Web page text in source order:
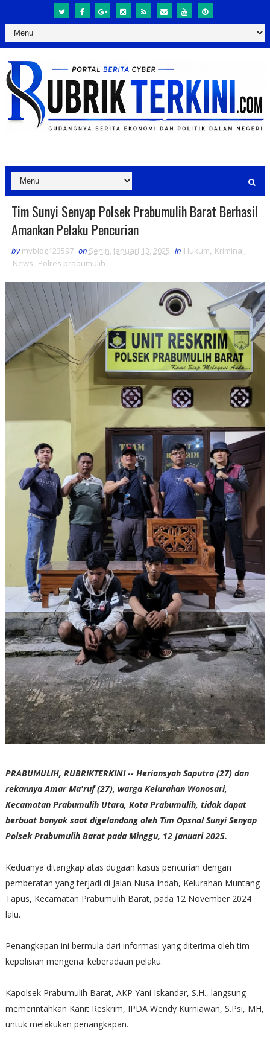
Tim Sunyi Senyap Polsek Prabumulih Barat Berhasil
Amankan Pelaku Pencurian
by myblog123597 on Senin, Januari 13, 2025 in Hukum, Kriminal,
News, Polres prabumulih
PRABUMULIH, RUBRIKTERKINI -- Heriansyah Saputra (27) dan
rekannya Amar Ma'ruf (27), warga Kelurahan Wonosari,
Kecamatan Prabumulih Utara, Kota Prabumulih, tidak dapat
berbuat banyak saat digelandang oleh Tim Opsnal Sunyi Senyap
Polsek Prabumulih Barat pada Minggu, 12 Januari 2025.
Keduanya ditangkap atas dugaan kasus pencurian dengan
pemberatan yang terjadi di Jalan Nusa Indah, Kelurahan Muntang
Tapus, Kecamatan Prabumulih Barat, pada 12 November 2024
lalu.
Penangkapan ini bermula dari informasi yang diterima oleh tim
kepolisian mengenai keberadaan pelaku.
Kapolsek Prabumulih Barat, AKP Yani Iskandar, S.H., langsung
memerintahkan Kanit Reskrim, IPDA Wendy Kurniawan, S.Psi, MH,
untuk melakukan penangkapan.